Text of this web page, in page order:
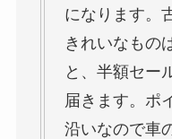
になります。
きれいなもの
と、半額セー
届きます。ポ
沿いなので車